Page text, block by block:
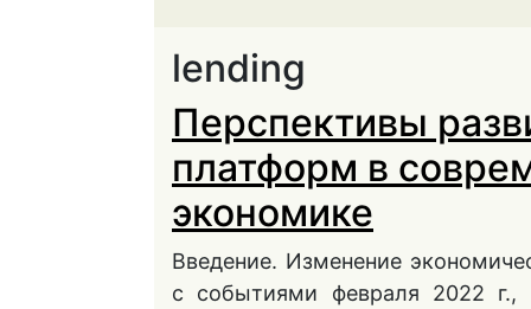
lending
Перспективы
платформ в
экономике
Введение. Изменение
с событиями февраля 2022 г.,